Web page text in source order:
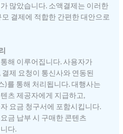
많았습니다. 소액결제는 이러한
결제에 적합한 간편한 대안으로
해 이루어집니다. 사용자가
제 요청이 통신사와 연동된
)를 통해 처리됩니다. 대행사는
츠 제공자에게 지급하고,
요금 청구서에 포함시킵니다.
금 납부 시 구매한 콘텐츠
다.